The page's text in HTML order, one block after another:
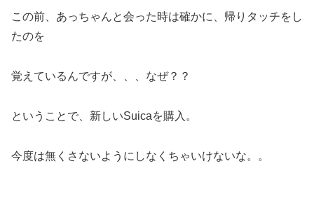
この前、あっちゃんと会った時は確かに、帰りタッチをし
たのを
覚えているんですが、、、なぜ？？
ということで、新しいSuicaを購入。
今度は無くさないようにしなくちゃいけないな。。